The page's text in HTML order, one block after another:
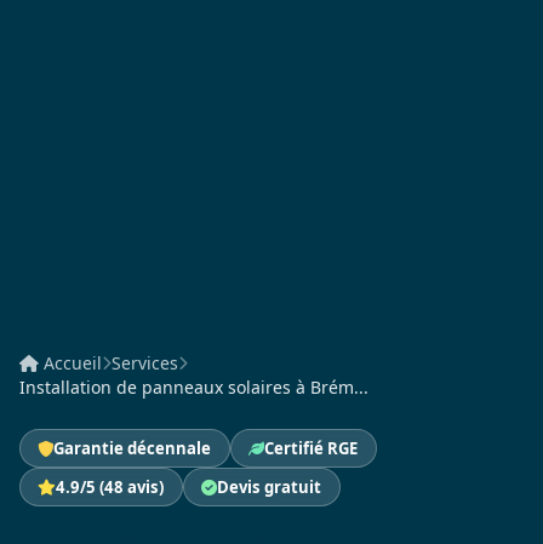
Accueil Services
Installation de panneaux solaires à Brém...
Garantie décennale
Certifié RGE
4.9/5 (48 avis)
Devis gratuit